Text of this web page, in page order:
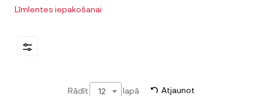
Līmlentes iepakošanai
Rādīt 12 lapā Atjaunot